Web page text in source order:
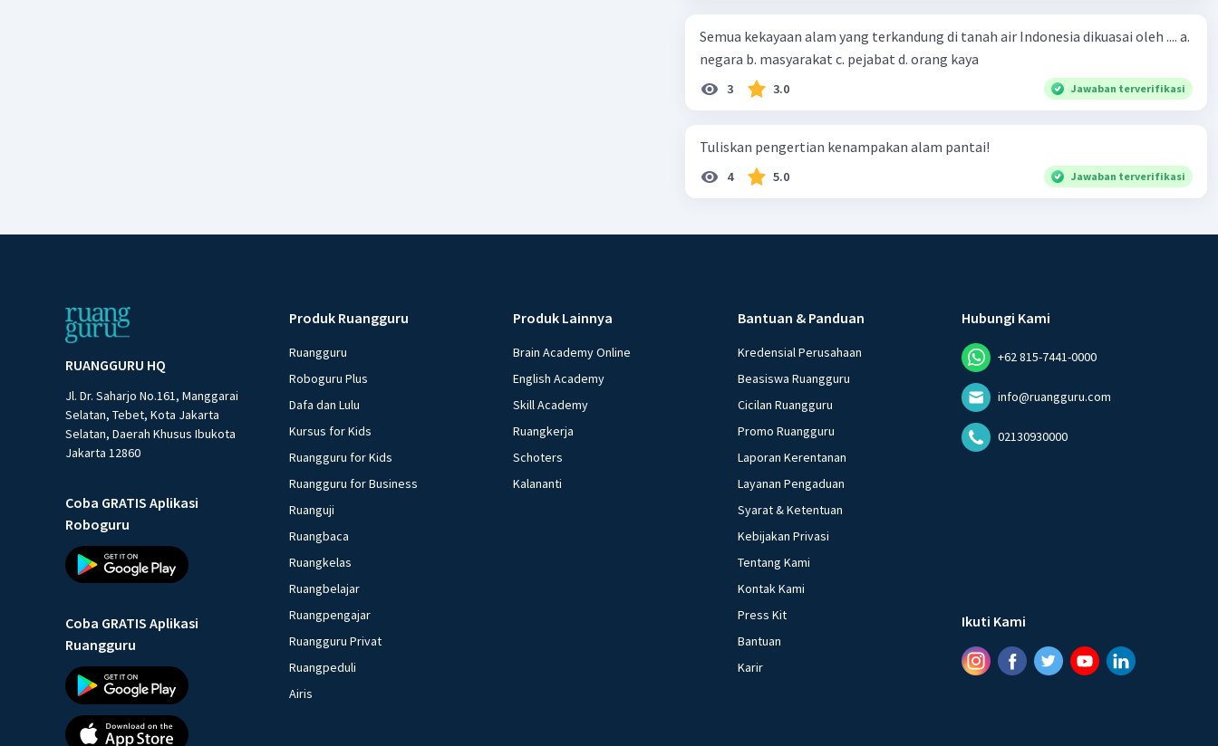
Semua kekayaan alam yang terkandung di tanah air Indonesia dikuasai oleh .... a.
negara b. masyarakat c. pejabat d. orang kaya
3 3.0 Jawaban terverifikasi
Tuliskan pengertian kenampakan alam pantai!
4 5.0 Jawaban terverifikasi
RUANGGURU HQ
Jl. Dr. Saharjo No.161, Manggarai
Selatan, Tebet, Kota Jakarta
Selatan, Daerah Khusus Ibukota
Jakarta 12860
Coba GRATIS Aplikasi
Roboguru
Coba GRATIS Aplikasi
Ruangguru
Produk Ruangguru
Ruangguru
Roboguru Plus
Dafa dan Lulu
Kursus for Kids
Ruangguru for Kids
Ruangguru for Business
Ruanguji
Ruangbaca
Ruangkelas
Ruangbelajar
Ruangpengajar
Ruangguru Privat
Ruangpeduli
Airis
Produk Lainnya
Brain Academy Online
English Academy
Skill Academy
Ruangkerja
Schoters
Kalananti
Bantuan & Panduan
Kredensial Perusahaan
Beasiswa Ruangguru
Cicilan Ruangguru
Promo Ruangguru
Laporan Kerentanan
Layanan Pengaduan
Syarat & Ketentuan
Kebijakan Privasi
Tentang Kami
Kontak Kami
Press Kit
Bantuan
Karir
Hubungi Kami
+62 815-7441-0000
info@ruangguru.com
02130930000
Ikuti Kami